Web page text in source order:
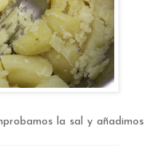
la sal y